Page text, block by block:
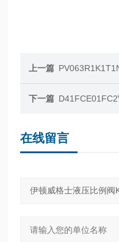
上一篇
下一篇
在线留言